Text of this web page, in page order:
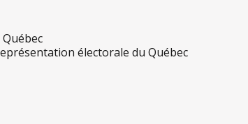
électorale du Québec